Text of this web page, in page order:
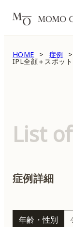
HOME 症例
IPL全顔＋スポッ
List
症例詳細
年齢・性別